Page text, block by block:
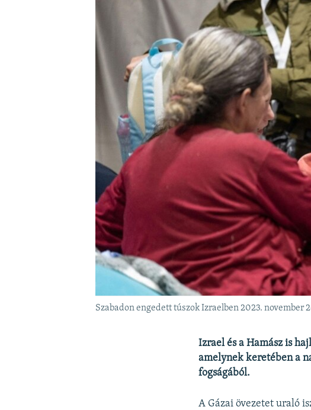
Szabadon engedett túszok Izraelben 2023. november
Izrael és a Hamász is
amelynek keretében a
fogságából.
A Gázai övezetet uraló